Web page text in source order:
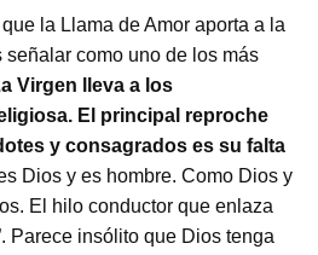
la Llama de Amor aporta a la
como uno de los más
Virgen lleva a los
El principal reproche
y consagrados es su falta
Dios y es hombre. Como Dios y
El hilo conductor que enlaza
Parece insólito que Dios tenga